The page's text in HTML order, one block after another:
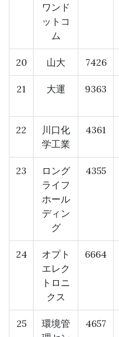
ワンド
ットコ
ム
20 山大 7426
21 大運 9363
22
川口化
学工業
4361
23
ロング
ライフ
ホール
ディン
グ
4355
24
オプト
エレク
トロニ
クス
6664
25
環境管
4657